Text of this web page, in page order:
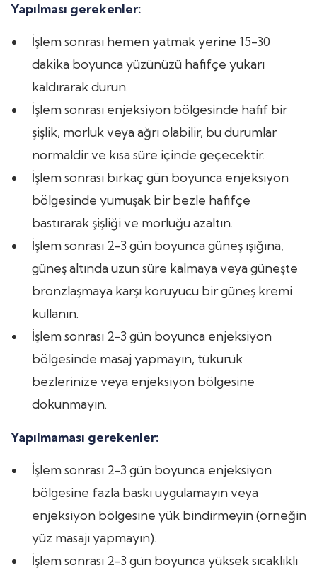
Yapılması gerekenler:
İşlem sonrası hemen yatmak yerine 15-30
dakika boyunca yüzünüzü hafifçe yukarı
kaldırarak durun.
İşlem sonrası enjeksiyon bölgesinde hafif bir
şişlik, morluk veya ağrı olabilir, bu durumlar
normaldir ve kısa süre içinde geçecektir.
İşlem sonrası birkaç gün boyunca enjeksiyon
bölgesinde yumuşak bir bezle hafifçe
bastırarak şişliği ve morluğu azaltın.
İşlem sonrası 2-3 gün boyunca güneş ışığına,
güneş altında uzun süre kalmaya veya güneşte
bronzlaşmaya karşı koruyucu bir güneş kremi
kullanın.
İşlem sonrası 2-3 gün boyunca enjeksiyon
bölgesinde masaj yapmayın, tükürük
bezlerinize veya enjeksiyon bölgesine
dokunmayın.
Yapılmaması gerekenler:
İşlem sonrası 2-3 gün boyunca enjeksiyon
bölgesine fazla baskı uygulamayın veya
enjeksiyon bölgesine yük bindirmeyin (örneğin
yüz masajı yapmayın).
İşlem sonrası 2-3 gün boyunca yüksek sıcaklıklı